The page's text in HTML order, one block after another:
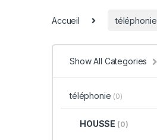
Accueil téléphonie
Show All Categories
téléphonie (0)
HOUSSE (0)